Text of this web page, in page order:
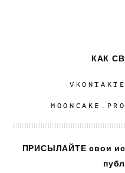
КАК
VKONTAKTE
ПРИСЫЛАЙТЕ свои